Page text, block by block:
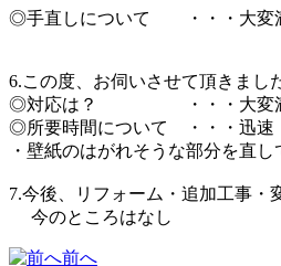
◎手直しについて ・・・大変
6.この度、お伺いさせて頂きまし
◎対応は？ ・・・大変
◎所要時間について ・・・迅速
・壁紙のはがれそうな部分を直
7.今後、リフォーム・追加工事・
今のところはなし
前へ